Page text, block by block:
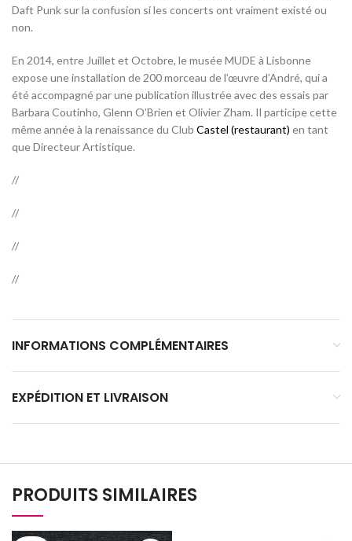
Daft Punk sur la confusion si les concerts ont vraiment existé ou
non.
En 2014, entre Juillet et Octobre, le musée MUDE à Lisbonne
expose une installation de 200 morceau de l’œuvre d’André, qui a
été accompagné par une publication illustrée avec des essais par
Barbara Coutinho, Glenn O’Brien et Olivier Zham. Il participe cette
même année à la renaissance du Club Castel (restaurant) en tant
que Directeur Artistique.
//
//
//
//
INFORMATIONS COMPLÉMENTAIRES
EXPÉDITION ET LIVRAISON
PRODUITS SIMILAIRES